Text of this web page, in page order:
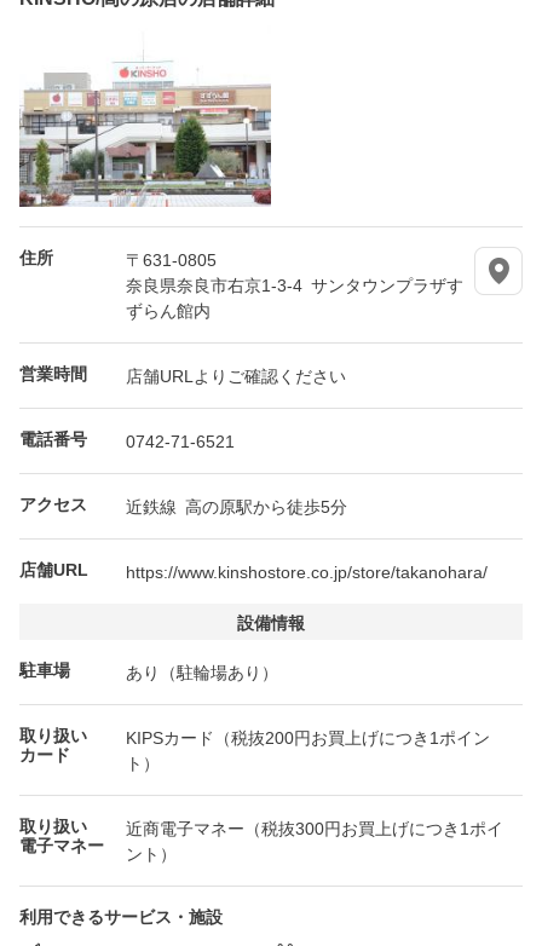
住所
〒631-0805
奈良県奈良市右京1-3-4 サンタウンプラザす
ずらん館内
営業時間 店舗URLよりご確認ください
電話番号 0742-71-6521
アクセス 近鉄線 高の原駅から徒歩5分
店舗URL https://www.kinshostore.co.jp/store/takanohara/
設備情報
駐車場 あり（駐輪場あり）
取り扱い
カード
KIPSカード（税抜200円お買上げにつき1ポイン
ト）
取り扱い
電子マネー
近商電子マネー（税抜300円お買上げにつき1ポイ
ント）
利用できるサービス・施設